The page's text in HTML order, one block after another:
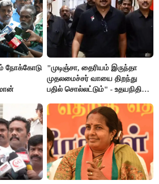
நோக்கோடு
"முடிஞ்சா, தைரியம் இருந்தா
முதலமைச்சர் வாயை திறந்து
பதில் சொல்லட்டும்" - உதயநிதி